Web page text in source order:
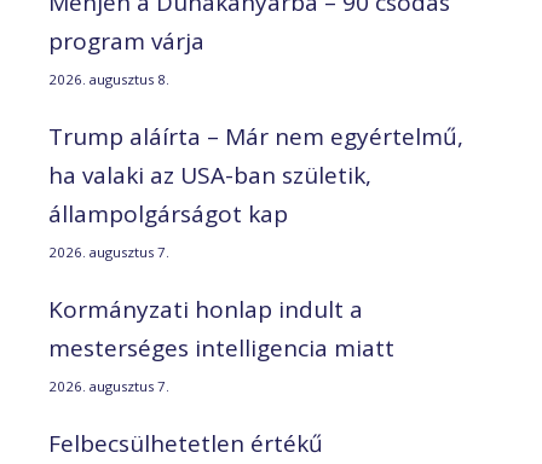
program várja
2026. augusztus 8.
Trump aláírta – Már nem egyértelmű,
ha valaki az USA-ban születik,
állampolgárságot kap
2026. augusztus 7.
Kormányzati honlap indult a
mesterséges intelligencia miatt
2026. augusztus 7.
Felbecsülhetetlen értékű